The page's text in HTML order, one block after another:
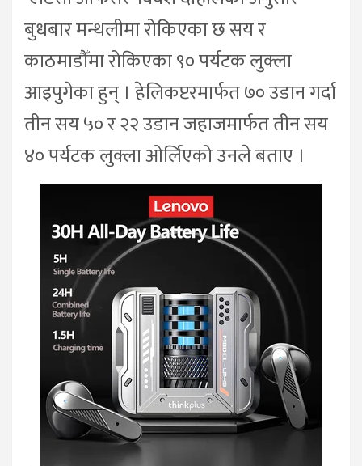
बुधबार मन्थलीमा रोकिएका छ सय र
काठमाडौँमा रोकिएका ९० पर्यटक लुक्ला
आइपुगेका हुन् । हेलिकप्टरमार्फत ७० उडान गर्दा
तीन सय ५० र २२ उडान जहाजमार्फत तीन सय
४० पर्यटक लुक्ला ओर्लिएको उनले बताए ।